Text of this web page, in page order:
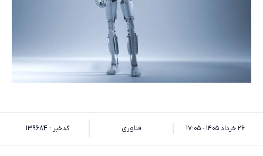
۲۶ خرداد ۱۴۰۵ - ۱۷:۰۵ فناوری کدخبر : 139684